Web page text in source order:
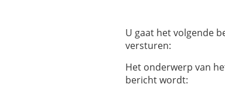
U gaat het volgende
versturen:
Het onderwerp van
bericht wordt: